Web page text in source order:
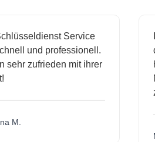
Service
und professionell.
zufrieden mit ihrer
M.